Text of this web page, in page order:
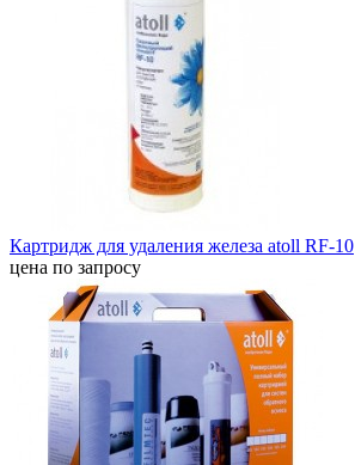
Картридж для удаления железа atoll RF-10
цена по запросу